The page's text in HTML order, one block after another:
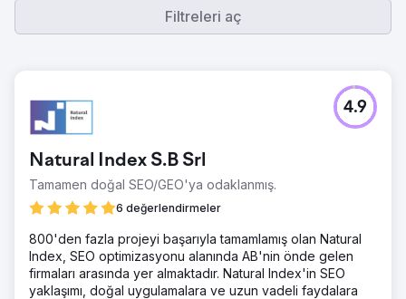
Filtreleri aç
Natural Index S.B Srl
Tamamen doğal SEO/GEO'ya odaklanmış.
6 değerlendirmeler
4.9
800'den fazla projeyi başarıyla tamamlamış olan Natural
Index, SEO optimizasyonu alanında AB'nin önde gelen
firmaları arasında yer almaktadır. Natural Index'in SEO
yaklaşımı, doğal uygulamalara ve uzun vadeli faydalara